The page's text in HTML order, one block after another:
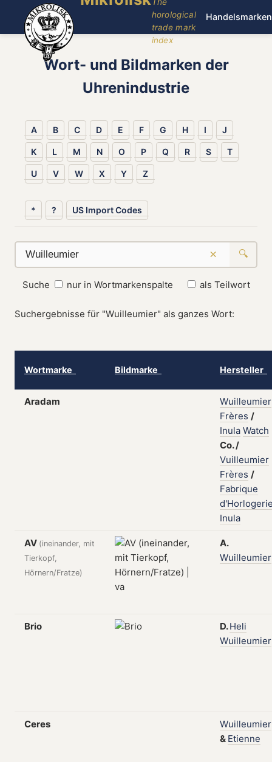
horological
trade mark
index
Handelsmarken
Wort- und Bildmarken der
Uhrenindustrie
A B C D E F G H I J
K L M N O P Q R S T
U V W X Y Z
* ? US Import Codes
× 🔍
Suche nur in Wortmarkenspalte als Teilwort
Suchergebnisse für "Wuilleumier" als ganzes Wort:
Wortmarke Bildmarke Hersteller
Aradam
Wuilleumier
Frères /
Inula Watch
Co./
Vuilleumier
Frères /
Fabrique
Inula
AV (ineinander, mit
Tierkopf,
Hörnern/Fratze)
A.
Wuilleumier
Brio D.Heli
Wuilleumier
Ceres
Wuilleumier
& Etienne